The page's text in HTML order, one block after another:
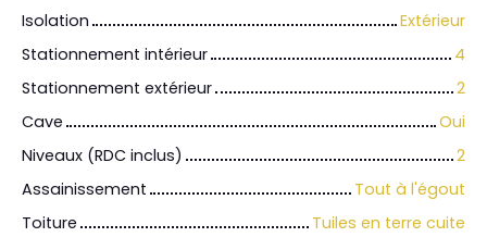
Isolation
Extérieur
Stationnement intérieur
4
Stationnement extérieur
2
Cave
Oui
Niveaux (RDC inclus)
2
Assainissement
Tout à l'égout
Toiture
Tuiles en terre cuite